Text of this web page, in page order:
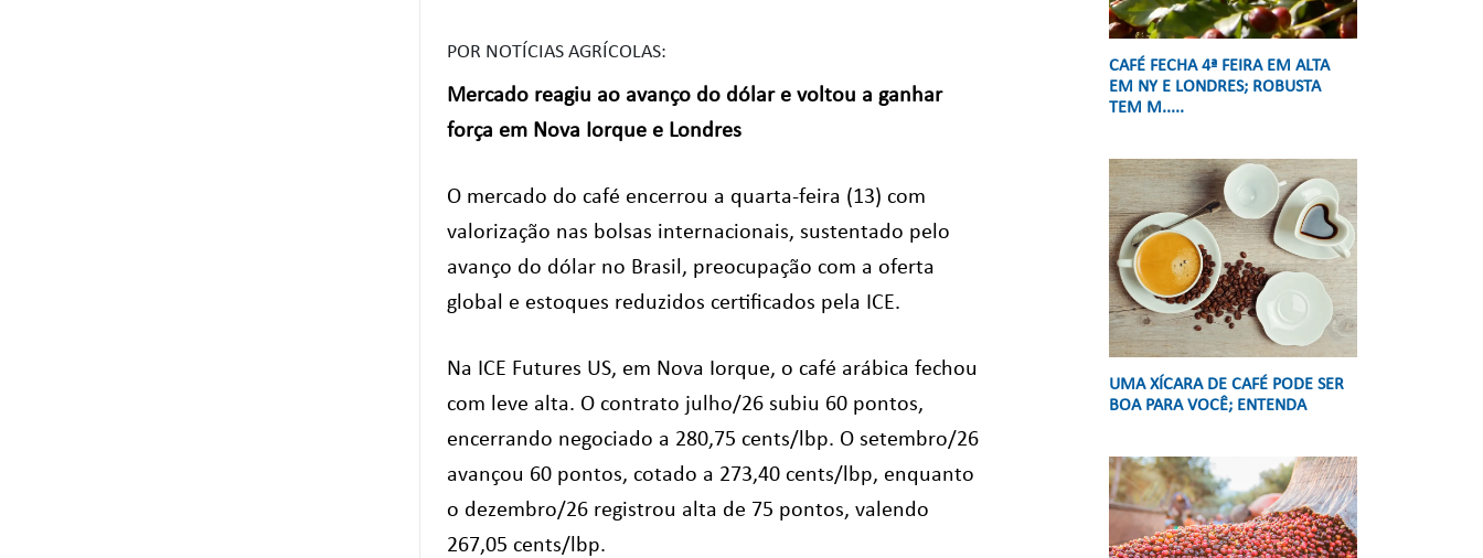
POR NOTÍCIAS AGRÍCOLAS:
Mercado reagiu ao avanço do dólar e voltou a ganhar
força em Nova Iorque e Londres
O mercado do café encerrou a quarta-feira (13) com
valorização nas bolsas internacionais, sustentado pelo
avanço do dólar no Brasil, preocupação com a oferta
global e estoques reduzidos certificados pela ICE.
Na ICE Futures US, em Nova Iorque, o café arábica fechou
com leve alta. O contrato julho/26 subiu 60 pontos,
encerrando negociado a 280,75 cents/lbp. O setembro/26
avançou 60 pontos, cotado a 273,40 cents/lbp, enquanto
o dezembro/26 registrou alta de 75 pontos, valendo
267,05 cents/lbp.
CAFÉ FECHA 4ª FEIRA EM ALTA
EM NY E LONDRES; ROBUSTA
TEM M.....
UMA XÍCARA DE CAFÉ PODE SER
BOA PARA VOCÊ; ENTENDA